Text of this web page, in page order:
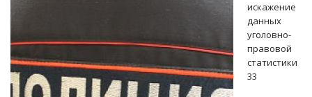
подчиненную
искажение
данных
уголовно-
правовой
статистики
33